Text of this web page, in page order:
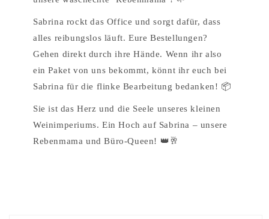
Sabrina rockt das Office und sorgt dafür, dass
alles reibungslos läuft. Eure Bestellungen?
Gehen direkt durch ihre Hände. Wenn ihr also
ein Paket von uns bekommt, könnt ihr euch bei
Sabrina für die flinke Bearbeitung bedanken! 📦
Sie ist das Herz und die Seele unseres kleinen
Weinimperiums. Ein Hoch auf Sabrina – unsere
Rebenmama und Büro-Queen! 👑🥂